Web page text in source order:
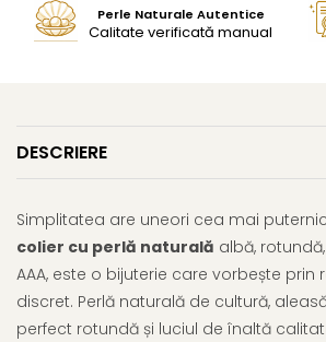
Perle Naturale Autentice
Calitate verificată manual
DESCRIERE
Simplitatea are uneori cea mai
colier cu perlă naturală albă,
AAA, este o bijuterie care vorbește prin
discret. Perlă naturală de cultură,
perfect rotundă și luciul de înaltă